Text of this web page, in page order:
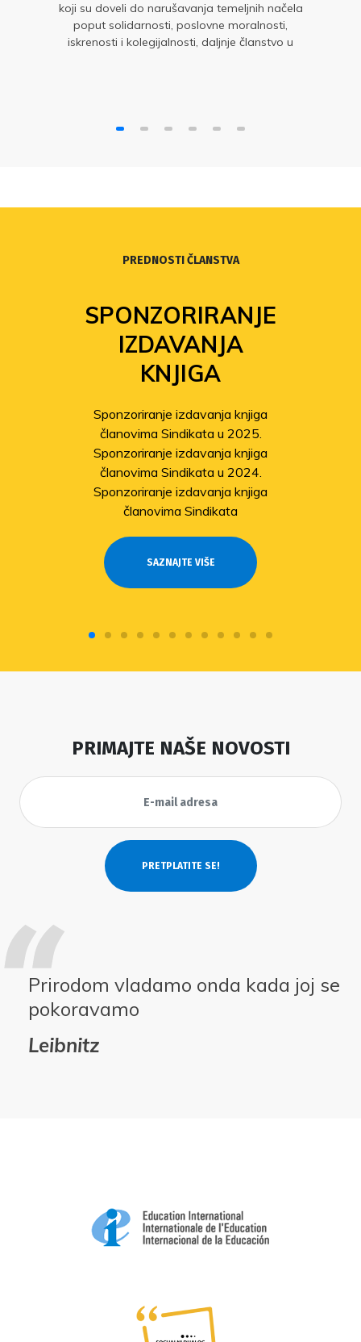
koji su doveli do narušavanja temeljnih načela
poput solidarnosti, poslovne moralnosti,
iskrenosti i kolegijalnosti, daljnje članstvo u
PREDNOSTI ČLANSTVA
SPONZORIRANJE
IZDAVANJA
KNJIGA
Sponzoriranje izdavanja knjiga
članovima Sindikata u 2025.
Sponzoriranje izdavanja knjiga
članovima Sindikata u 2024.
Sponzoriranje izdavanja knjiga
članovima Sindikata
SAZNAJTE VIŠE
PRIMAJTE NAŠE NOVOSTI
Prirodom vladamo onda kada joj se
pokoravamo
Leibnitz